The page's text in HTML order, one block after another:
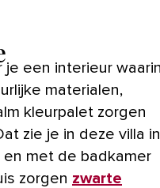
materialen,
kleurpalet zorgen
zie je in deze villa in
met de badkamer
zorgen zwarte